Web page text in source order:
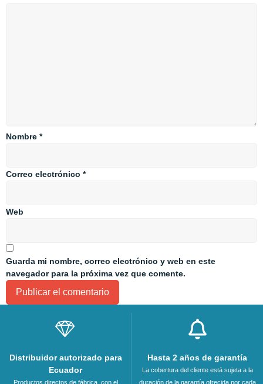
Nombre *
Correo electrónico *
Web
Guarda mi nombre, correo electrónico y web en este
navegador para la próxima vez que comente.
Distribuidor autorizado para
Ecuador
Productos directos de fábrica, con el
Hasta 2 años de garantía
La cobertura del cliente está sujeta a la
duración de la garantía ofrecida por cada